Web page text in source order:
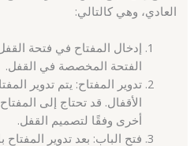
العادي، وهي كالتالي:
إدخال المفتاح في فتحة
الفتحة المخصصة في القفل.
تدوير المفتاح: يتم تدوير
الأقفال. قد تحتاج إلى
أخرى وفقًا لتصميم القفل.
فتح الباب: بعد تدوير